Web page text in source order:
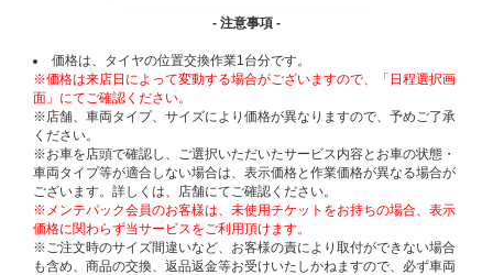
- 注意事項 -
価格は、タイヤの位置交換作業1台分です。
※価格は来店日によって変動する場合がございますので、「日程選択画
面」にてご確認ください。
※店舗、車両タイプ、サイズにより価格が異なりますので、予めご了承
ください。
※お車を店頭で確認し、ご選択いただいたサービス内容とお車の状態・
車両タイプ等が適合しない場合は、表示価格と作業価格が異なる場合が
ございます。詳しくは、店舗にてご確認ください。
※メンテパック会員のお客様は、未使用チケットをお持ちの場合、表示
価格に関わらず当サービスをご利用頂けます。
※ご注文時のサイズ間違いなど、お客様の責により取付ができない場合
も含め、商品の交換、返品返金等お受けいたしかねますので、必ず車両